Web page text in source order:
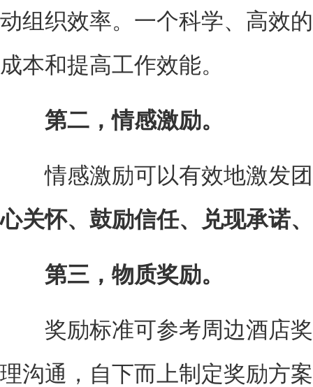
动组织效率。一个科学、高效
成本和提高工作效能。
第二，情感激励。
情感激励可以有效地激发团
心关怀、鼓励信任、兑现承诺
第三，物质奖励。
奖励标准可参考周边酒店奖
理沟通，自下而上制定奖励方